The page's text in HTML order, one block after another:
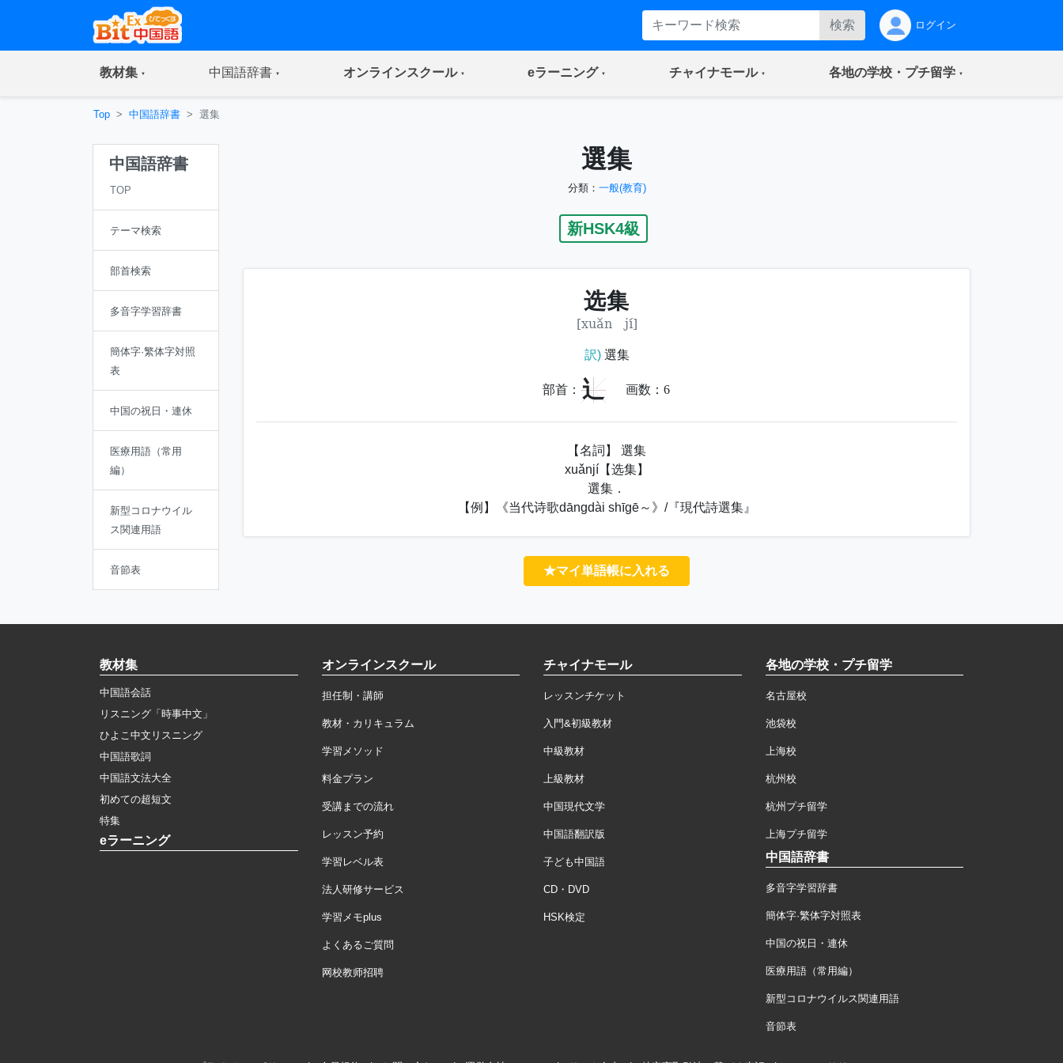
検索 ログイン
教材集(current) 中国語辞書(current) オンラインスクール(current) eラーニング(current) チャイナモール(current) 各地の学校・プチ留学(current)
Top 中国語辞書 選集
中国語辞書
TOP
テーマ検索
部首検索
多音字学習辞書
簡体字·繁体字対照
表
中国の祝日・連休
医療用語（常用
編）
新型コロナウイル
ス関連用語
音節表
選集
分類： 一般(教育)
新HSK4級
选集
[xuǎn jí]
訳)選集
部首： 辶 画数： 6
【名詞】 選集
xuǎnjí【选集】
選集．
【例】《当代诗歌dāngdài shīgē～》/『現代詩選集』
★マイ単語帳に入れる
教材集
中国語会話
リスニング「時事中文」
ひよこ中文リスニング
中国語歌詞
中国語文法大全
初めての超短文
特集
eラーニング
オンラインスクール
担任制・講師
教材・カリキュラム
学習メソッド
料金プラン
受講までの流れ
レッスン予約
学習レベル表
法人研修サービス
学習メモplus
よくあるご質問
网校教师招聘
チャイナモール
レッスンチケット
入門&初級教材
中級教材
上級教材
中国現代文学
中国語翻訳版
子ども中国語
CD・DVD
HSK検定
各地の学校・プチ留学
名古屋校
池袋校
上海校
杭州校
杭州プチ留学
上海プチ留学
中国語辞書
多音字学習辞書
簡体字·繁体字対照表
中国の祝日・連休
医療用語（常用編）
新型コロナウイルス関連用語
音節表